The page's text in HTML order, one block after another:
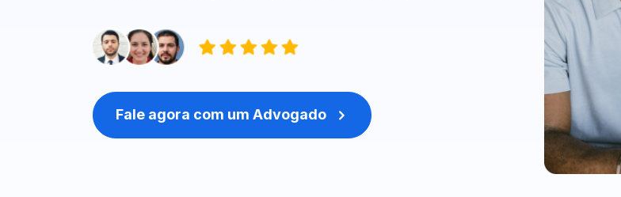
Fale agora com um Advogado 